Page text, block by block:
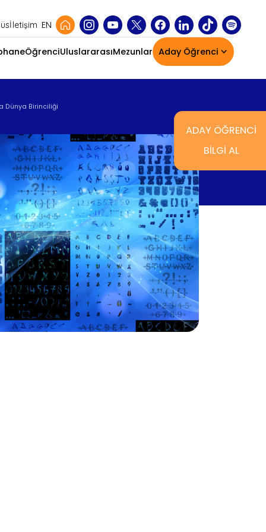
İletişim EN
Ana
gezinti
ÖğrenciUluslararasıMezunlar Aday Öğrenci
Dünya Birinciliği
ADAY ÖĞRENCİ
BİLGİ AL